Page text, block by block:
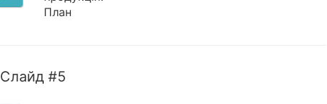
План
Слайд #5